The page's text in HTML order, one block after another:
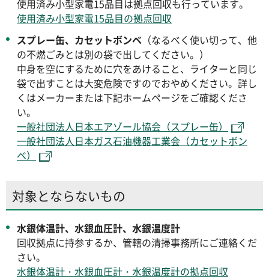
使用済み小型家電15品目は拠点回収も行っています。
使用済み小型家電15品目の拠点回収
スプレー缶、カセットボンベ （なるべく使い切って、他
の不燃ごみとは別の袋で出してください。）
中身を空にするために穴をあけること、ライターと同じ
袋で出すことは大変危険ですのでおやめください。詳し
くはメーカーまたは下記ホームページをご確認くださ
い。
一般社団法人日本エアゾール協会（スプレー缶）
一般社団法人日本ガス石油機器工業会（カセットボン
ベ）
対象とならないもの
水銀体温計、水銀血圧計、水銀温度計
回収拠点に持参するか、管轄の清掃事務所にご連絡くだ
さい。
水銀体温計・水銀血圧計・水銀温度計の拠点回収